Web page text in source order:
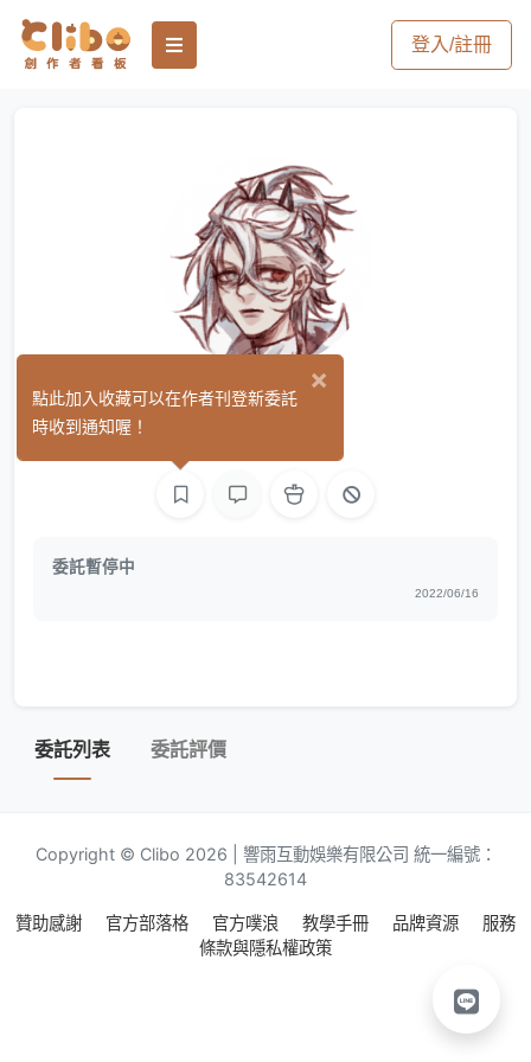
登入/註冊
鬼差 (0)
委託暫停中
2022/06/16
委託列表 委託評價
Copyright © Clibo 2026 | 響雨互動娛樂有限公司 統一編號：
83542614
贊助感謝 官方部落格 官方噗浪 教學手冊 品牌資源
服務
條款與隱私權政策
×
點此加入收藏可以在作者刊登新委託
時收到通知喔！